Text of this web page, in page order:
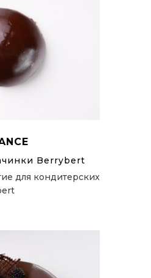
Berrybert
для кондитерских